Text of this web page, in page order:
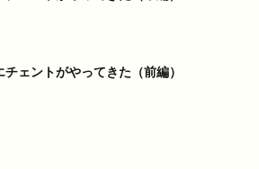
チェントがやってきた（前編）